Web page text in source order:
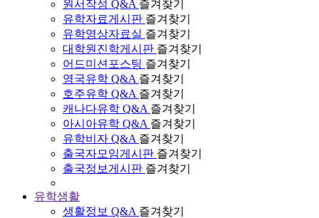
원서작성 Q&A 즐겨찾기
유학자료게시판 즐겨찾기
유학영상자료실 즐겨찾기
대학원진학게시판 즐겨찾기
어드미션포스팅 즐겨찾기
영국유학 Q&A 즐겨찾기
호주유학 Q&A 즐겨찾기
캐나다유학 Q&A 즐겨찾기
아시아유학 Q&A 즐겨찾기
유학비자 Q&A 즐겨찾기
출국자모임게시판 즐겨찾기
출국정보게시판 즐겨찾기
유학생활
생활정보 Q&A 즐겨찾기